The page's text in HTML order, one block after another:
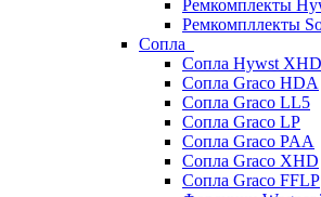
Ремкомплекты
Ремкомпллекты
Сопла
Сопла Hywst XHD
Сопла Graco HDA
Сопла Graco LL5
Сопла Graco LP
Сопла Graco PAA
Сопла Graco XHD
Сопла Graco FFLP